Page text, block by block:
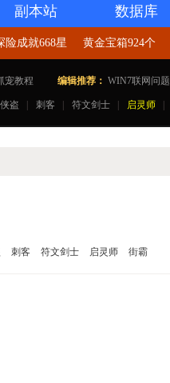
副本站 数据库
险成就668星 黄金宝箱924个
宠教程 编辑推荐： WIN7联网问题
侠盗 刺客 符文剑士 启灵师
刺客 符文剑士 启灵师 街霸